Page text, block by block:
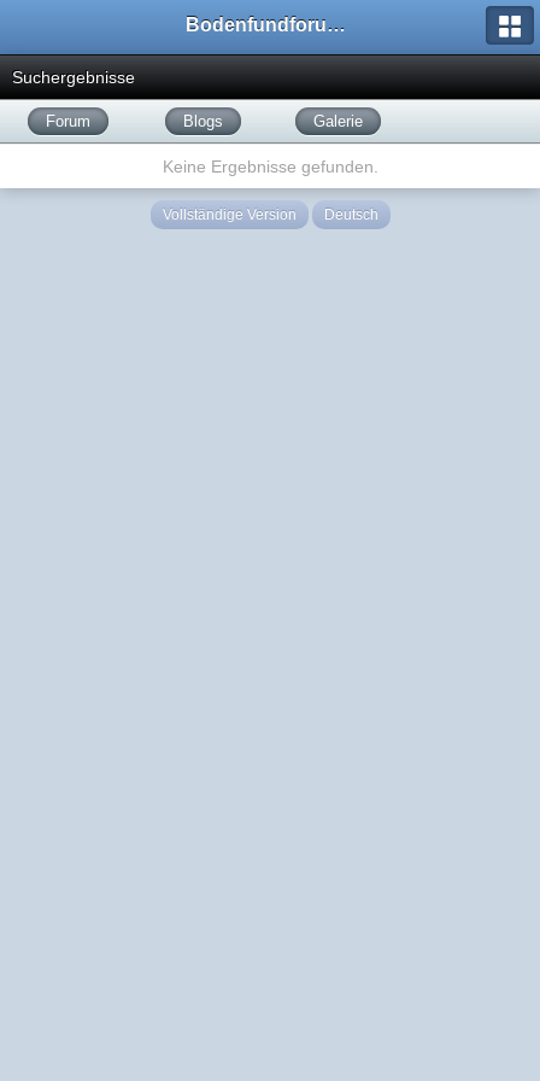
Bodenfundforum.com
Suchergebnisse
Forum Blogs Galerie
Keine Ergebnisse gefunden.
Vollständige Version Deutsch